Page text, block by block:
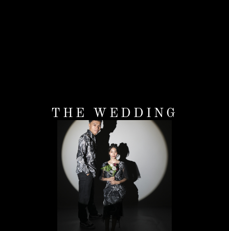
THE WEDDING